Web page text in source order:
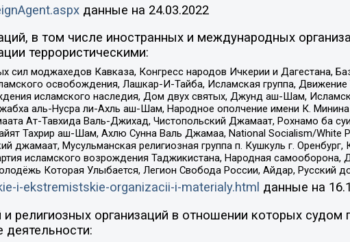
данные на 24.03.2022
в том числе иностранных и международных
террористическими:
моджахедов Кавказа, Конгресс народов Ичкерии и Дагестана,
освобождения, Лашкар-И-Тайба, Исламская группа, Движение
исламского наследия, Дом двух святых, Джунд аш-Шам,
аль-Нусра ли-Ахль аш-Шам, Народное ополчение имени К.
Ат-Тавхида Валь-Джихад, Чистопольский Джамаат, Рохнамо ба
Тахрир аш-Шам, Ахлю Сунна Валь Джамаа, National Socialism/White
джамаат, Мусульманская религиозная группа п. Кушкуль г.
исламского возрождения Таджикистана, Народная самооборона,
Которая Улыбается, Легион Свобода России, Айдар, Русский
i-ekstremistskie-organizacii-i-materialy.html данные на
религиозных организаций в отношении которых судом
деятельности: